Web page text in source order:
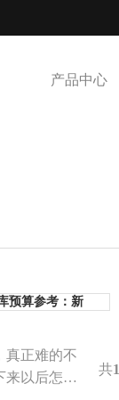
产品中心
预算参考：新
真正难的不
来以后怎么
共1